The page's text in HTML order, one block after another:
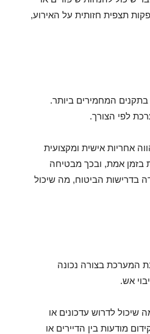
תצפית חזותית על האירוע,
המחמירים ביותר.
לפי הצורך.
אחריות אישית ומקצועית
בזמן אמת, ובכך מבטיחה
בדרישות הביטוח, מה שיכול
המערכת בצורה נכונה
אש.
שיכול לדרוש עדכונים או
מודעות בין הדיירים או